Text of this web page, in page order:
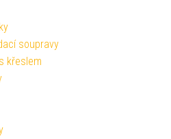
soupravy
křeslem